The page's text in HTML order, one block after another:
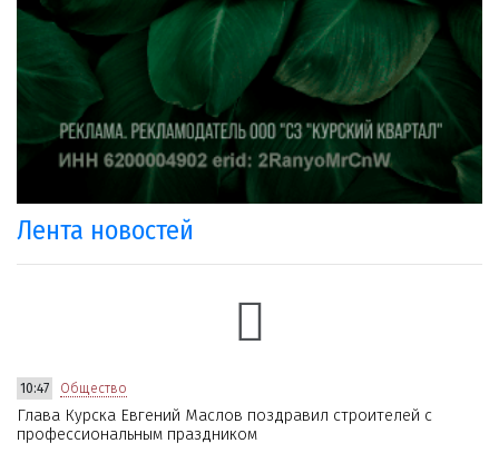
Лента новостей
10:47 Общество
Глава Курска Евгений Маслов поздравил строителей с
профессиональным праздником